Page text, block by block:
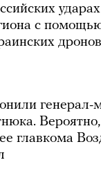
с
дронов
генерал-
главкома